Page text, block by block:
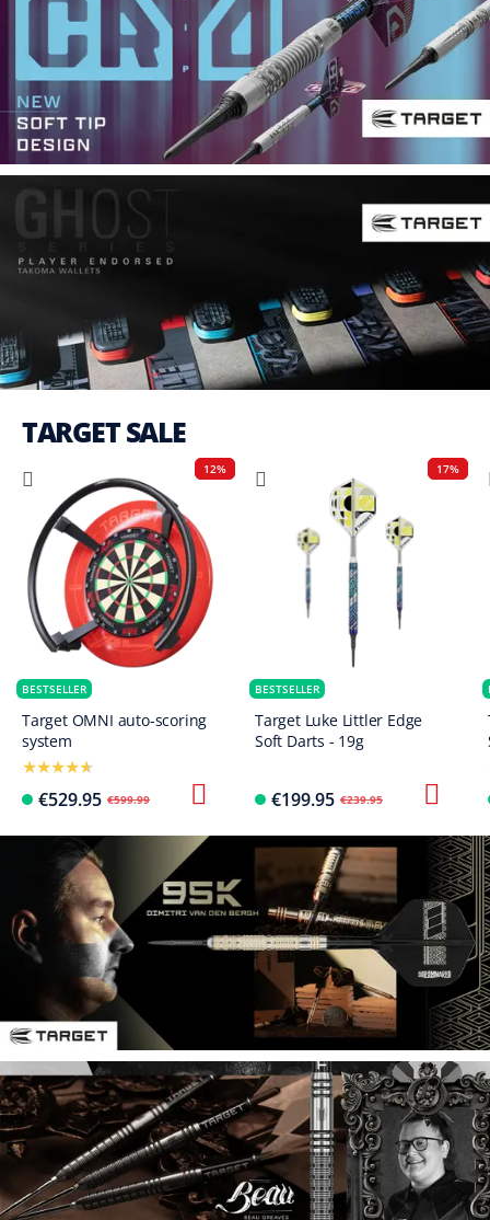
TARGET SALE
12%
BESTSELLER
Target OMNI auto-scoring
system
€529.95 €599.99
17%
BESTSELLER
Target Luke Littler Edge
Soft Darts - 19g
€199.95 €239.95